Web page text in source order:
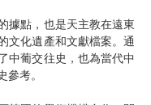
據點，也是天主教在遠東
文化遺產和文獻檔案。通
中葡交往史，也為當代中
考。